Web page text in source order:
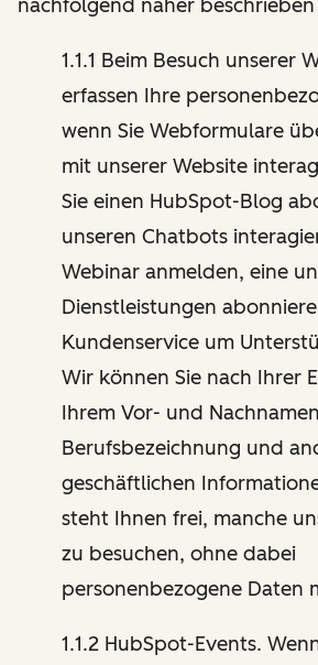
nachfolgend näher
1.1.1 Beim Besuch unserer
erfassen Ihre
wenn Sie Webformulare
mit unserer Website
Sie einen HubSpot-Blog
unseren Chatbots
Webinar anmelden, eine
Dienstleistungen
Kundenservice um
Wir können Sie nach Ihrer
Ihrem Vor- und
Berufsbezeichnung und
geschäftlichen
steht Ihnen frei, manche
zu besuchen, ohne dabei
personenbezogene Daten
1.1.2 HubSpot-Events.